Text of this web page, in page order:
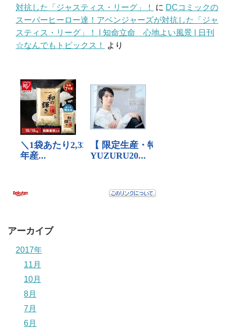
対抗した「ジャスティス・リーグ」！
に DCコミックの
スーパーヒーロー達！アベンジャーズが対抗した「ジャ
スティス・リーグ」！ | 知命立命 心地よい風景 | 日刊
☆なんでもトピックス！
より
アーカイブ
2017年
11月
10月
8月
7月
6月